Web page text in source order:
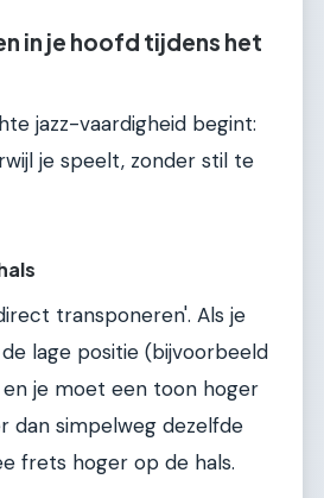
in je hoofd tijdens het
jazz-vaardigheid begint:
je speelt, zonder stil te
transponeren'. Als je
lage positie (bijvoorbeeld
je moet een toon hoger
dan simpelweg dezelfde
frets hoger op de hals.